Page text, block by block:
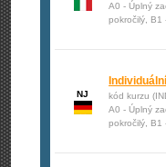
A0 - Úplný
pokročilý, B1
NJ
kód kurzu
A0 - Úplný
pokročilý, B1